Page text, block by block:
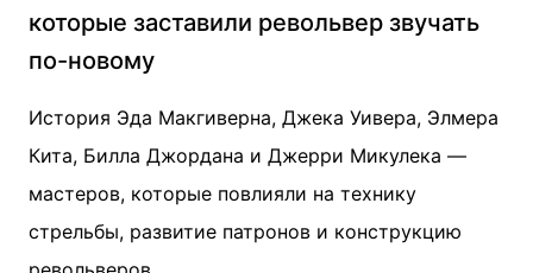
которые заставили револьвер звучать
по-новому
История Эда Макгиверна, Джека Уивера, Элмера
Кита, Билла Джордана и Джерри Микулека —
мастеров, которые повлияли на технику
стрельбы, развитие патронов и конструкцию